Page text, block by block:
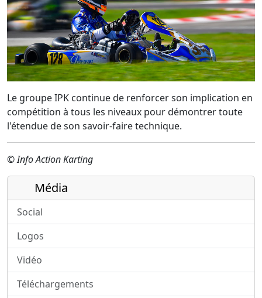
Le groupe IPK continue de renforcer son implication en
compétition à tous les niveaux pour démontrer toute
l'étendue de son savoir-faire technique.
© Info Action Karting
Média
Social
Logos
Vidéo
Téléchargements